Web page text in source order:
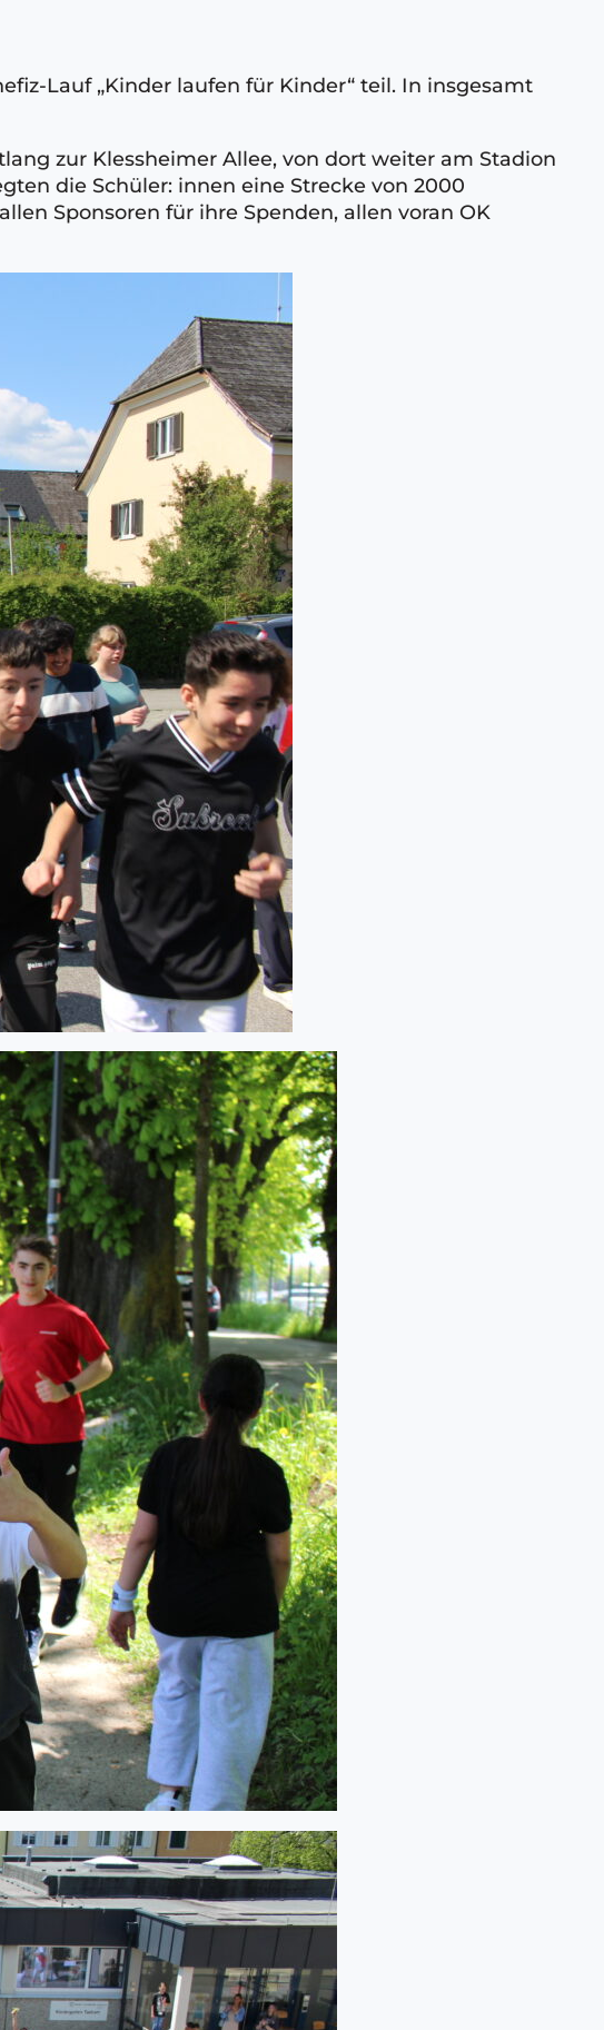
Lauf „Kinder laufen für Kinder“ teil. In insgesamt
zur Klessheimer Allee, von dort weiter am Stadion
die Schüler: innen eine Strecke von 2000
Sponsoren für ihre Spenden, allen voran OK